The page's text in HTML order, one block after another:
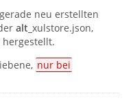
neu erstellten
alt_ xulstore.json,
nur bei